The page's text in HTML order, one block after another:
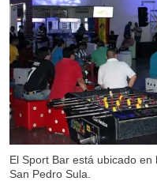
El Sport Bar está ubicado
San Pedro Sula.